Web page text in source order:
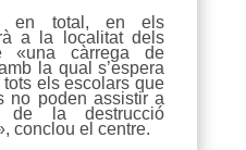
en total, en els
a la localitat dels
«una càrrega de
la qual s’espera
els escolars que
no poden assistir a
de la destrucció
conclou el centre.